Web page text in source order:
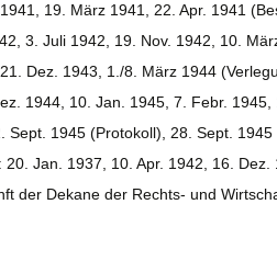
19. März 1941, 22. Apr. 1941
3. Juli 1942, 19. Nov. 1942, 10.
Dez. 1943, 1./8. März 1944
1944, 10. Jan. 1945, 7. Febr. 1945,
1945 (Protokoll), 28. Sept. 1945
Jan. 1937, 10. Apr. 1942, 16. Dez.
der Dekane der Rechts- und